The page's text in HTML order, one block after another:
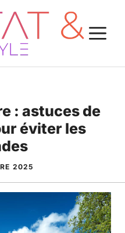
: astuces de
éviter les
2025